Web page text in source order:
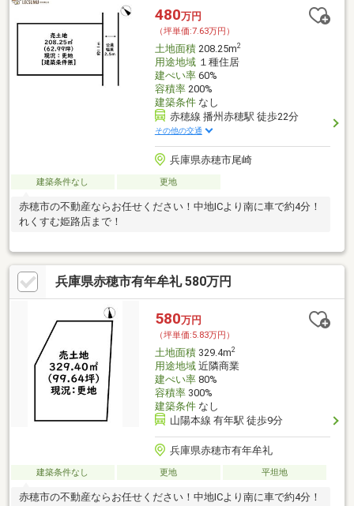
480万円
（坪単価:7.63万円）
土地面積208.25m2
用途地域１種住居
建ぺい率60%
容積率200%
建築条件なし
赤穂線 播州赤穂駅 徒歩22分
その他の交通
兵庫県赤穂市尾崎
建築条件なし 更地
赤穂市の不動産ならお任せください！中地ICより南に車で約4分！
れくすむ姫路店まで！
兵庫県赤穂市有年牟礼 580万円
580万円
（坪単価:5.83万円）
土地面積329.4m2
用途地域近隣商業
建ぺい率80%
容積率300%
建築条件なし
山陽本線 有年駅 徒歩9分
兵庫県赤穂市有年牟礼
建築条件なし 更地 平坦地
赤穂市の不動産ならお任せください！中地ICより南に車で約4分！